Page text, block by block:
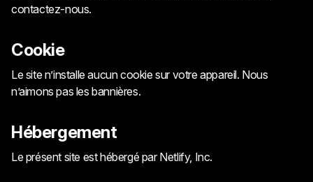
contactez-nous.
Cookie
Le site n’installe aucun cookie sur votre appareil. Nous
n’aimons pas les bannières.
Hébergement
Le présent site est hébergé par Netlify, Inc.